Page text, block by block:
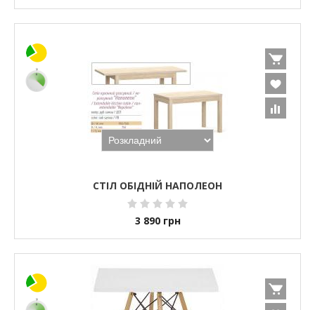
СТІЛ ОБІДНІЙ НАПОЛЕОН
3 890 грн